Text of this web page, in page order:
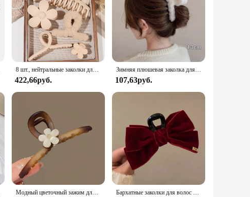
8 шт., нейтральные заколки для волос для женщин, 4,7-дюймовый большой коготь для тонких густых волос, большой матовый зажим-банан, зажим для губки сильной фиксации
422,66руб.
Зимняя плюшевая заколка для волос для женщин и девочек, милое украшение для волос, длинная заколка для волос, повязка на голову, заколка для волос, модные аксессуары для волос
107,63руб.
Модный цветочный зажим для женщин, большой зажим для головных уборов премиум-класса, Шпилька для волос, темпераментная заколка для волос в виде ложки, сковороды, акулы Бархатные заколки для волос с усовершенствованной текстурой, черные двусторонние заколки в виде акулы с бантом, женские заколки на затылке, модные заколки, аксессуары для волос